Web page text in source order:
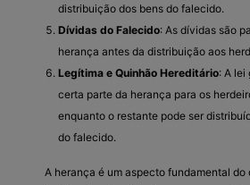
distribuição dos bens do falecido.
Dívidas do Falecido: As dívidas são
herança antes da distribuição aos
Legítima e Quinhão Hereditário: A lei
certa parte da herança para os
enquanto o restante pode ser
do falecido.
A herança é um aspecto fundamental